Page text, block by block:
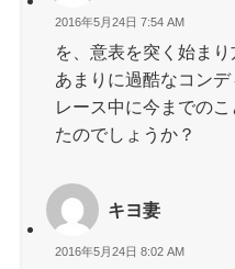
2016年5月24日 7:54 AM
を、意表を突く始まり
あまりに過酷なコン
レース中に今までの
たのでしょうか？
キヨ妻
2016年5月24日 8:02 AM